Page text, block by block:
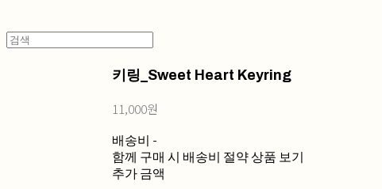
키링_Sweet Heart Keyring
11,000원
배송비 -
함께 구매 시 배송비 절약 상품 보기
추가 금액